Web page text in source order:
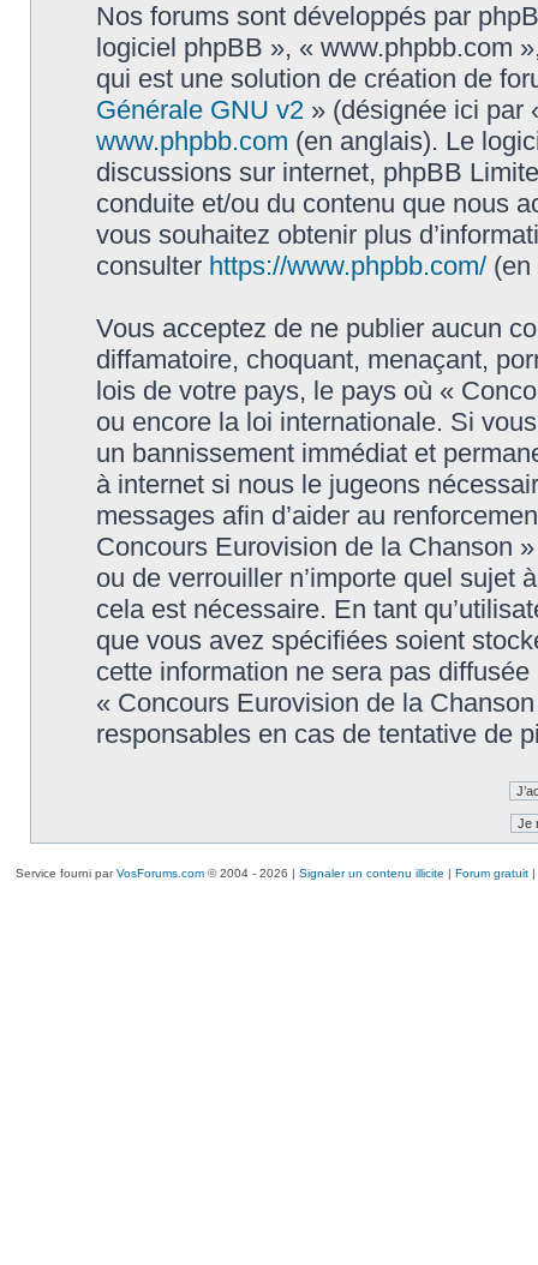
Nos forums sont développés par
logiciel phpBB », « www.phpbb.com
qui est une solution de création de
Générale GNU v2 » (désignée ici par
www.phpbb.com (en anglais). Le
discussions sur internet, phpBB
conduite et/ou du contenu que nous
vous souhaitez obtenir plus
consulter https://www.phpbb.com/ (en
Vous acceptez de ne publier aucun
diffamatoire, choquant, menaçant,
lois de votre pays, le pays où «
ou encore la loi internationale. Si
un bannissement immédiat et
à internet si nous le jugeons
messages afin d’aider au
Concours Eurovision de la Chanson
ou de verrouiller n’importe quel sujet
cela est nécessaire. En tant
que vous avez spécifiées soient
cette information ne sera pas
« Concours Eurovision de la
responsables en cas de tentative de
Service fourni parVosForums.com© 2004 - 2026 | Signaler un contenu illicite | Forum gratuit|